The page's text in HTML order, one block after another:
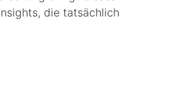
die tatsächlich